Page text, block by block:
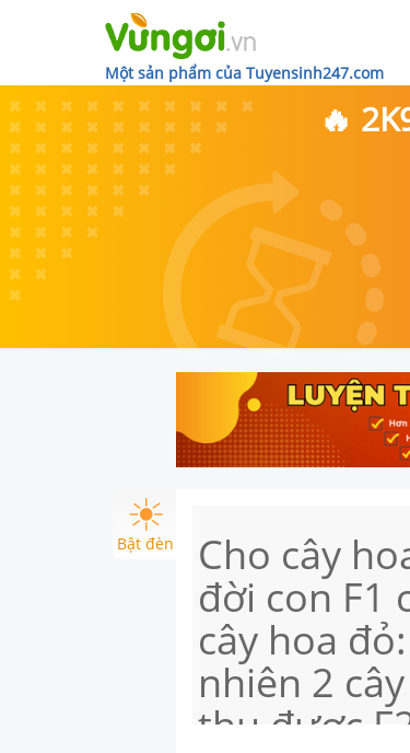
Một sản phẩm của Tuyensinh247.com
🔥
Bật đèn Cho cây
đời con F1
cây hoa
nhiên 2
thu được